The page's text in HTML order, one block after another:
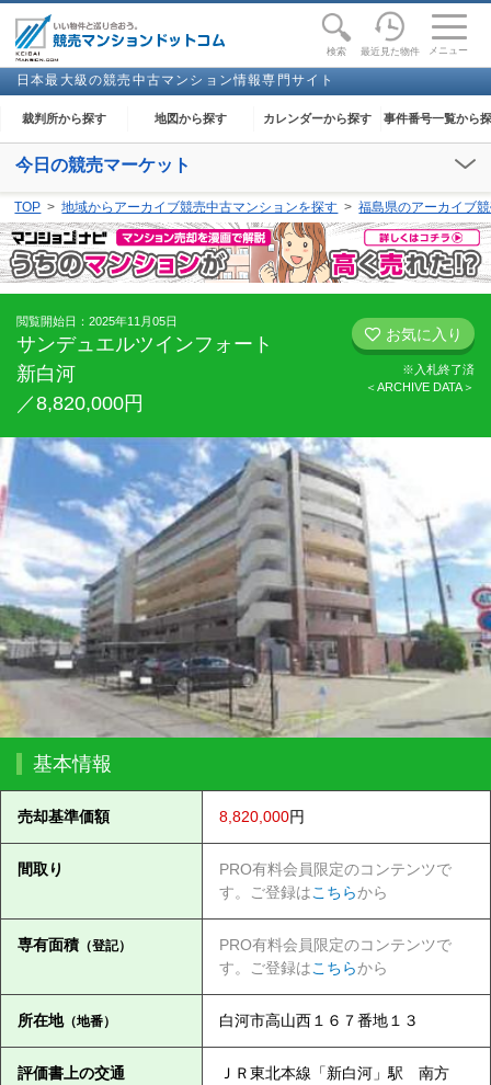
検索 最近見た物件 メニュー
日本最大級の競売中古マンション情報専門サイト
裁判所から探す 地図から探す カレンダーから探す 事件番号一覧から
toggle
今日の競売マーケット
閲覧開始：-
TOP 地域からアーカイブ競売中古マンションを探す 福島県のアーカイブ
閲覧開始日：2025年11月05日
サンデュエルツインフォート
新白河
／8,820,000円
お気に入り
※入札終了済
＜ARCHIVE DATA＞
基本情報
売却基準価額 8,820,000円
間取り
PRO有料会員限定のコンテンツで
す。ご登録はこちらから
専有面積（登記）
PRO有料会員限定のコンテンツで
す。ご登録はこちらから
所在地（地番） 白河市高山西１６７番地１３
評価書上の交通
ＪＲ東北本線「新白河」駅 南方